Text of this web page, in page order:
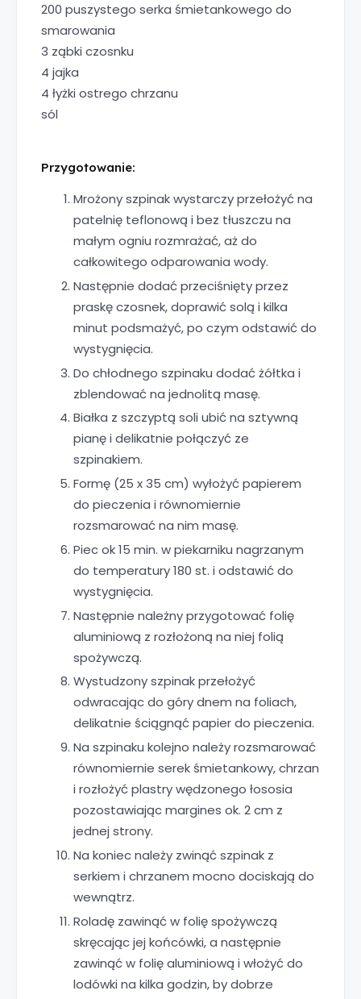
200 puszystego serka śmietankowego do
smarowania
3 ząbki czosnku
4 jajka
4 łyżki ostrego chrzanu
sól
Przygotowanie:
Mrożony szpinak wystarczy przełożyć na
patelnię teflonową i bez tłuszczu na
małym ogniu rozmrażać, aż do
całkowitego odparowania wody.
Następnie dodać przeciśnięty przez
praskę czosnek, doprawić solą i kilka
minut podsmażyć, po czym odstawić do
wystygnięcia.
Do chłodnego szpinaku dodać żółtka i
zblendować na jednolitą masę.
Białka z szczyptą soli ubić na sztywną
pianę i delikatnie połączyć ze
szpinakiem.
Formę (25 x 35 cm) wyłożyć papierem
do pieczenia i równomiernie
rozsmarować na nim masę.
Piec ok 15 min. w piekarniku nagrzanym
do temperatury 180 st. i odstawić do
wystygnięcia.
Następnie należny przygotować folię
aluminiową z rozłożoną na niej folią
spożywczą.
Wystudzony szpinak przełożyć
odwracając do góry dnem na foliach,
delikatnie ściągnąć papier do pieczenia.
Na szpinaku kolejno należy rozsmarować
równomiernie serek śmietankowy, chrzan
i rozłożyć plastry wędzonego łososia
pozostawiając margines ok. 2 cm z
jednej strony.
Na koniec należy zwinąć szpinak z
serkiem i chrzanem mocno dociskają do
wewnątrz.
Roladę zawinąć w folię spożywczą
skręcając jej końcówki, a następnie
zawinąć w folię aluminiową i włożyć do
lodówki na kilka godzin, by dobrze